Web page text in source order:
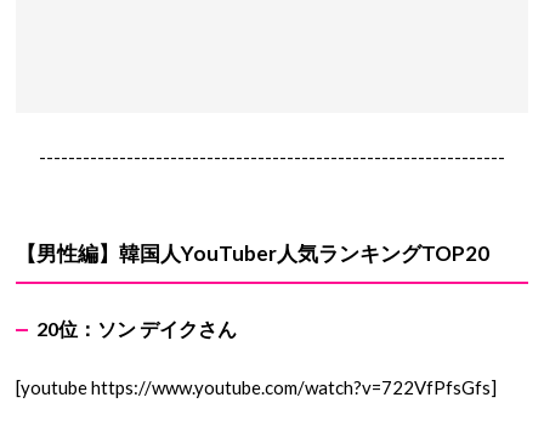
----------------------------------------------------------------
【男性編】韓国人YouTuber人気ランキングTOP20
20位：ソンデイク さん
[youtube https://www.youtube.com/watch?v=722VfPfsGfs]